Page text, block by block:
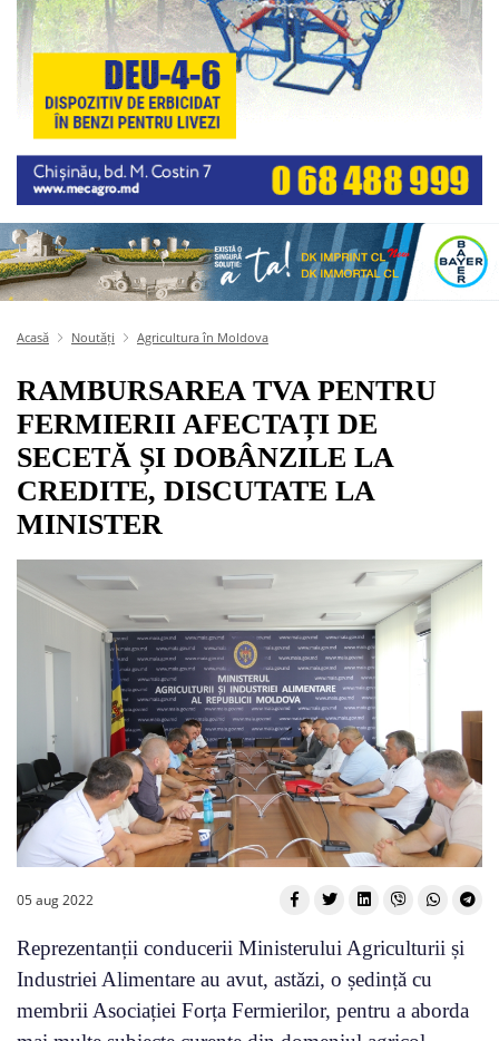
Acasă Noutăți Agricultura în Moldova
RAMBURSAREA TVA PENTRU
FERMIERII AFECTAȚI DE
SECETĂ ȘI DOBÂNZILE LA
CREDITE, DISCUTATE LA
MINISTER
05 aug 2022
Reprezentanții conducerii Ministerului Agriculturii și
Industriei Alimentare au avut, astăzi, o ședință cu
membrii Asociației Forța Fermierilor, pentru a aborda